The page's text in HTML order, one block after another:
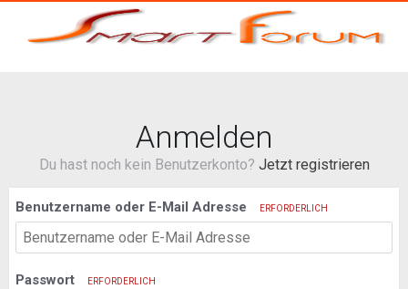
Anmelden
Du hast noch kein Benutzerkonto? Jetzt registrieren
Benutzername oder E-Mail Adresse ERFORDERLICH
Passwort ERFORDERLICH